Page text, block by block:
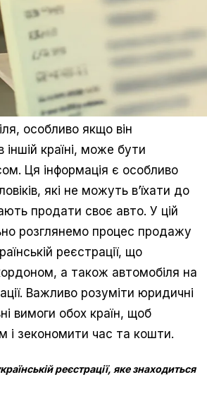
особливо якщо він
країні, може бути
Ця інформація є особливо
які не можуть в’їхати до
продати своє авто. У цій
розглянемо процес продажу
реєстрації, що
а також автомобіля на
Важливо розуміти юридичні
вимоги обох країн, щоб
і зекономити час та кошти.
реєстрації, яке знаходиться